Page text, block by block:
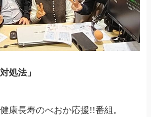
処法」
康長寿のべおか応援!!番組。